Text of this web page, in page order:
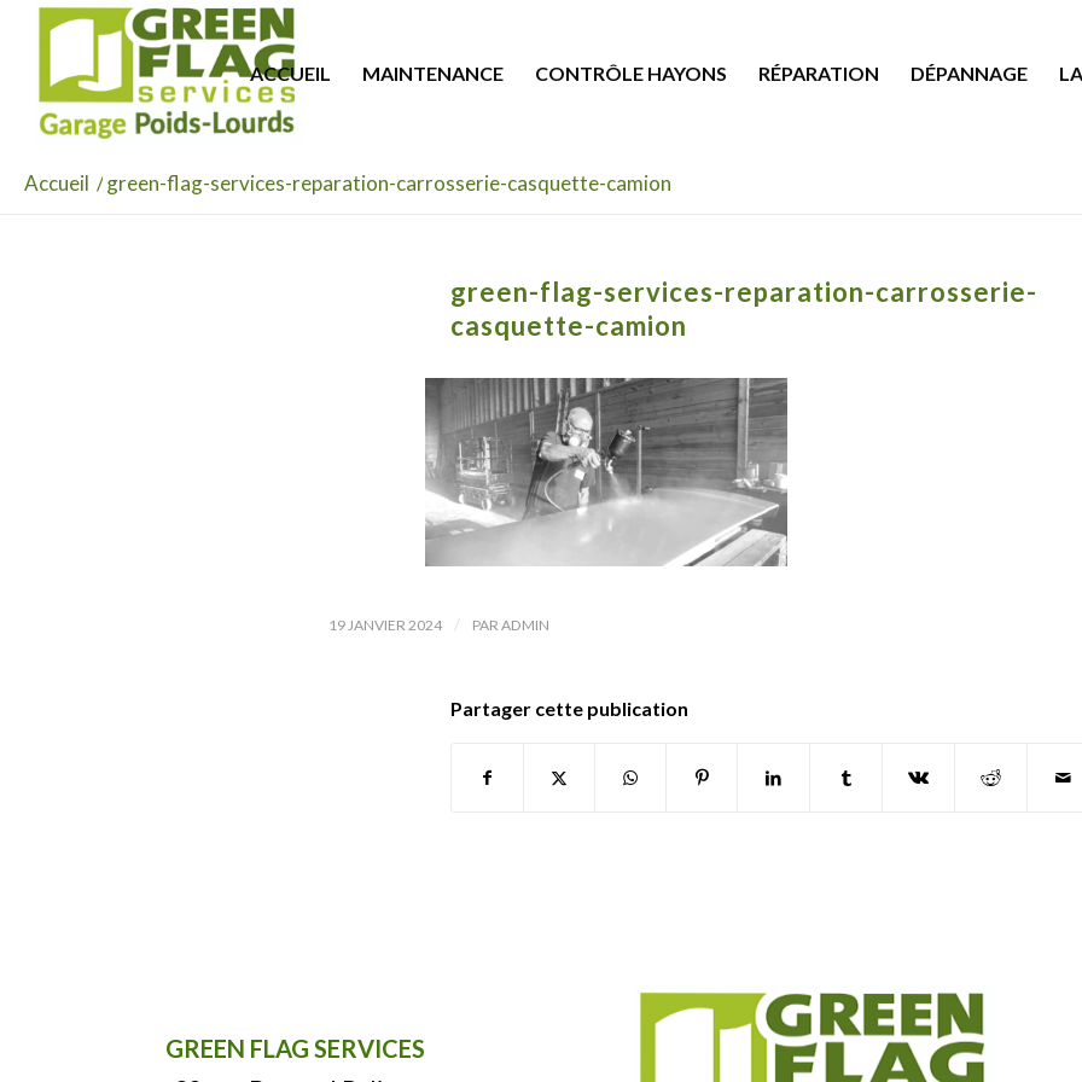
ACCUEIL MAINTENANCE CONTRÔLE HAYONS RÉPARATION DÉPANNAGE
Accueil /green-flag-services-reparation-carrosserie-casquette-camion
green-flag-services-reparation-carrosserie-
casquette-camion
19 JANVIER 2024 / PARADMIN
Partager cette publication
GREEN FLAG SERVICES